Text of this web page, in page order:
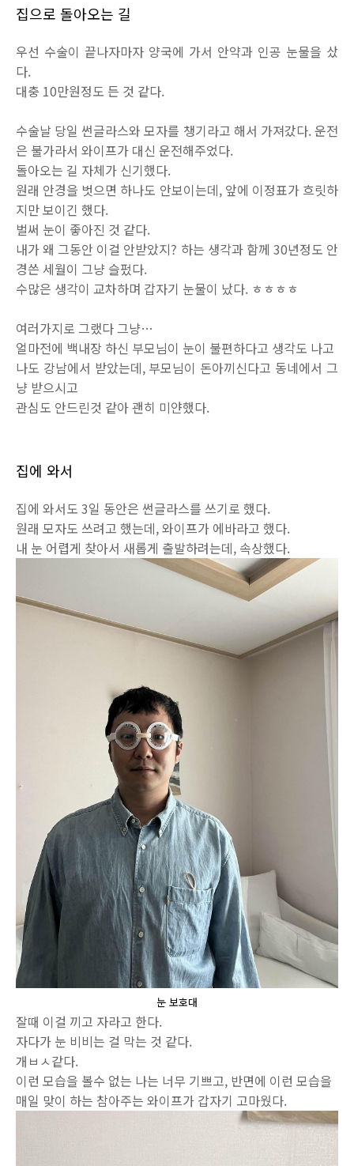
집으로 돌아오는 길
우선 수술이 끝나자마자 양국에 가서 안약과 인공 눈물을 샀
다.
대충 10만원정도 든 것 같다.
수술날 당일 썬글라스와 모자를 챙기라고 해서 가져갔다. 운전
은 불가라서 와이프가 대신 운전해주었다.
돌아오는 길 자체가 신기했다.
원래 안경을 벗으면 하나도 안보이는데, 앞에 이정표가 흐릿하
지만 보이긴 했다.
벌써 눈이 좋아진 것 같다.
내가 왜 그동안 이걸 안받았지? 하는 생각과 함께 30년정도 안
경쓴 세월이 그냥 슬펐다.
수많은 생각이 교차하며 갑자기 눈물이 났다. ㅎㅎㅎㅎ
여러가지로 그랬다 그냥…
얼마전에 백내장 하신 부모님이 눈이 불편하다고 생각도 나고
나도 강남에서 받았는데, 부모님이 돈아끼신다고 동네에서 그
냥 받으시고
관심도 안드린것 같아 괜히 미얀했다.
집에 와서
집에 와서도 3일 동안은 썬글라스를 쓰기로 했다.
원래 모자도 쓰려고 했는데, 와이프가 에바라고 했다.
내 눈 어렵게 찾아서 새롭게 출발하려는데, 속상했다.
눈 보호대
잘때 이걸 끼고 자라고 한다.
자다가 눈 비비는 걸 막는 것 같다.
개ㅂㅅ같다.
이런 모습을 볼수 없는 나는 너무 기쁘고, 반면에 이런 모습을
매일 맞이 하는 참아주는 와이프가 갑자기 고마웠다.